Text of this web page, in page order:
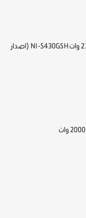
مكواة بخار مع بخار قوي للكي السريع والسهل 2300 وات NI-S430GSH (اصدار